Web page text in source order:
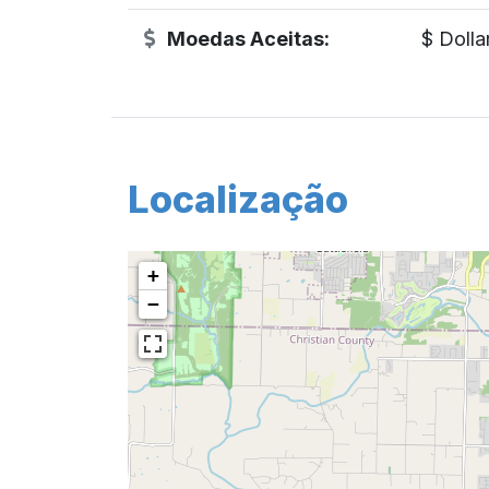
Moedas Aceitas: $
Localização
+
−